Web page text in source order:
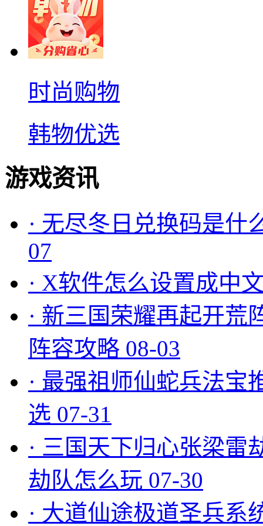
时尚购物
韩物优选
游戏资讯
· 无尽冬日兑换码是什
07
· X软件怎么设置成中
· 新三国荣耀再起开荒
阵容攻略 08-03
· 最强祖师仙蛇兵法宝
选 07-31
· 三国天下归心张梁雷
劫队怎么玩 07-30
· 大道仙途极道圣兵系